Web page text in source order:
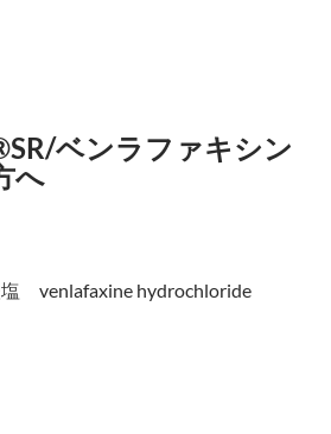
ベンラファキシン
へ
venlafaxine hydrochloride